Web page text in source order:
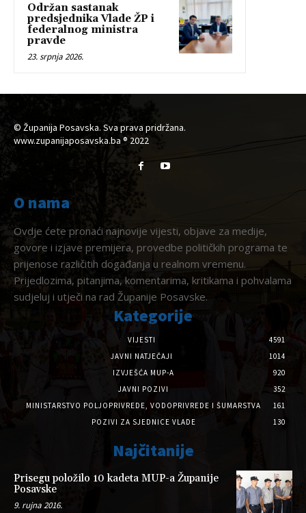
Održan sastanak
predsjednika Vlade ŽP i
federalnog ministra
pravde
23. srpnja 2026.
© Županija Posavska. Sva prava pridržana.
www.zupanijaposavska.ba ® 2022
O nama
Ovdje ćete pronaći najnovije vijesti, objave za medije,
govore i izjave premijera, provedbe političkih programa te
prijenose različitih događanja u realnom vremenu.
Prijedlozima, pitanjima, komentarima, kritikama i pohvalama
sudjeluj i utječi na rad Županije Posavske.
Kategorije
VIJESTI
4591
JAVNI NATJEČAJI
1014
IZVJEŠĆA MUP-A
920
JAVNI POZIVI
352
MINISTARSTVO POLJOPRIVREDE, VODOPRIVREDE I ŠUMARSTVA
161
POZIVI ZA SJEDNICE VLADE
130
Najčitanije
Prisegu položilo 10 kadeta MUP-a Županije
Posavske
9. rujna 2016.